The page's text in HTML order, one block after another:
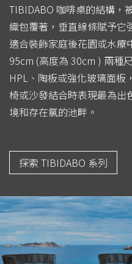
TIBIDABO 咖啡桌的結構，
織包覆著，垂直線條賦予它
適合裝飾家庭後花園或水
95cm (高度為 30cm ) 兩種
HPL、陶板或強化玻璃面板
椅或沙發結合時表現最為出
境和存在氯的池畔。
探索 TIBIDABO 系列